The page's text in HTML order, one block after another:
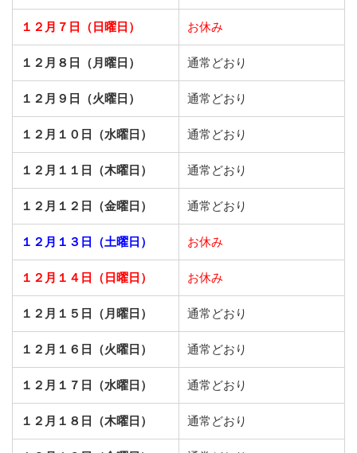
１２月７日（日曜日） お休み
１２月８日（月曜日） 通常どおり
１２月９日（火曜日） 通常どおり
１２月１０日（水曜日） 通常どおり
１２月１１日（木曜日） 通常どおり
１２月１２日（金曜日） 通常どおり
１２月１３日（土曜日） お休み
１２月１４日（日曜日） お休み
１２月１５日（月曜日） 通常どおり
１２月１６日（火曜日） 通常どおり
１２月１７日（水曜日） 通常どおり
１２月１８日（木曜日） 通常どおり